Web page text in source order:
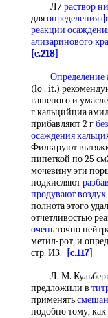
Л/ раствор
дляопределения
реакции
ализаринового
[c.218]
Определение
(lo . it.)
гашеного и
г кальцийциа
прибавляют 2 г
осаждения
Фильтруют
пипеткой по 25
мочевину эти
подкисляют
продувают воздух
полнота этого
отчетливостью
оченьточно
метил-рот, и
стр. ИЗ.
[c.117]
Л. М. Кульберг
предложили в
применять
подобно тому, как